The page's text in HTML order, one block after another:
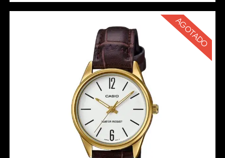
AGOTADO